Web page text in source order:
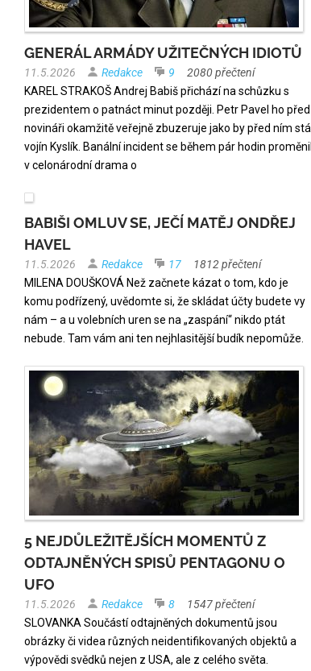
GENERÁL ARMÁDY UŽITEČNÝCH IDIOTŮ
11.5.2026 Redakce 9
2080 přečtení
KAREL STRAKOŠ Andrej Babiš přichází na schůzku s
prezidentem o patnáct minut později. Petr Pavel ho před
novináři okamžitě veřejně zbuzeruje jako by před ním stál
vojín Kyslík. Banální incident se během pár hodin proměnil
v celonárodní drama o
BABIŠI OMLUV SE, JEČÍ MATĚJ ONDŘEJ
HAVEL
11.5.2026 Redakce 17
1812 přečtení
MILENA DOUŠKOVÁ Než začnete kázat o tom, kdo je
komu podřízený, uvědomte si, že skládat účty budete vy
nám – a u volebních uren se na „zaspání“ nikdo ptát
nebude. Tam vám ani ten nejhlasitější budík nepomůže.
5 NEJDŮLEŽITĚJŠÍCH MOMENTŮ Z
ODTAJNĚNÝCH SPISŮ PENTAGONU O
UFO
11.5.2026 Redakce 8
1547 přečtení
SLOVANKA Součástí odtajněných dokumentů jsou
obrázky či videa různých neidentifikovaných objektů a
výpovědi svědků nejen z USA, ale z celého světa.